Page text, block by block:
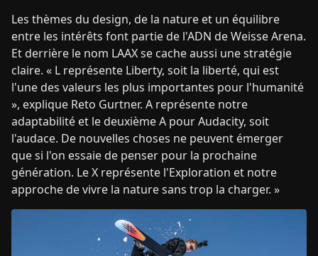
Les thèmes du design, de la nature et un équilibre
entre les intérêts font partie de l'ADN de Weisse Arena.
Et derrière le nom LAAX se cache aussi une stratégie
claire. « L représente Liberty, soit la liberté, qui est
l'une des valeurs les plus importantes pour l'humanité
», explique Reto Gurtner. A représente notre
adaptabilité et le deuxième A pour Audacity, soit
l'audace. De nouvelles choses ne peuvent émerger
que si l'on essaie de penser pour la prochaine
génération. Le X représente l'Exploration et notre
approche de vivre la nature sans trop la charger. »